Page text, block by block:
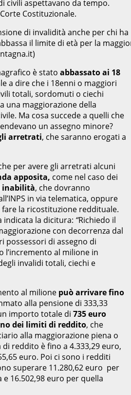
civili aspettavano da tempo.
Costituzionale.
il limite di età per la
è stato abbassato ai 18
a dire che i 18enni o maggiori
totali, sordomuti o ciechi
una maggiorazione della
Ma cosa succede a quelli che
un assegno minore?
arretrati, che saranno erogati a
per avere gli arretrati alcuni
apposita, come nel caso dei
inabilità, che dovranno
in via telematica, oppure
la ricostituzione reddituale.
indicata la dicitura: “Richiedo il
con decorrenza dal
possessori di assegno di
l’incremento al milione in
invalidi totali, ciechi e
al milione può arrivare fino
alla pensione di 333,33
importo totale di 735 euro
dei limiti di reddito, che
alla maggiorazione piena o
reddito è fino a 4.333,29 euro,
euro. Poi ci sono i redditi
superare 11.280,62 euro per
16.502,98 euro per quella